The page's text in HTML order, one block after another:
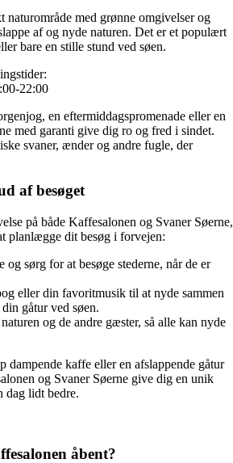
naturområde med grønne omgivelser og
af og nyde naturen. Det er et populært
bare en stille stund ved søen.
22:00
en eftermiddagspromenade eller en
med garanti give dig ro og fred i sindet.
svaner, ænder og andre fugle, der
af besøget
på både Kaffesalonen og Svaner Søerne,
planlægge dit besøg i forvejen:
og sørg for at besøge stederne, når de er
eller din favoritmusik til at nyde sammen
gåtur ved søen.
og de andre gæster, så alle kan nyde
dampende kaffe eller en afslappende gåtur
og Svaner Søerne give dig en unik
dag lidt bedre.
åbent?